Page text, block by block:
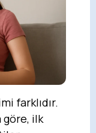
farklıdır.
göre, ilk